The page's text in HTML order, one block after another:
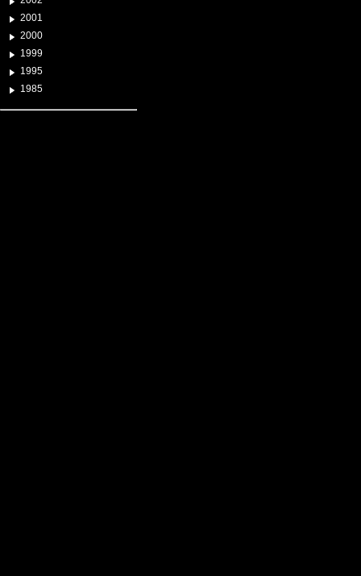
2001
2000
1999
1995
1985